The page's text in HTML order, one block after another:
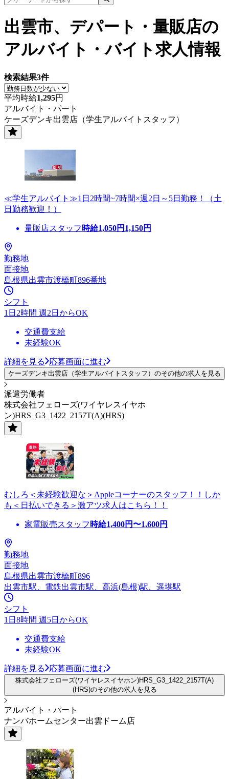
出雲市、デパート・量販店の
アルバイト・バイト求人情報
検索結果3件
平均時給1,295円
アルバイト・パート
ケーズデンキ出雲店（学生アルバイトスタッフ）
≪学生アルバイト≫1日2時間~7時間×週2日～5日勤務！（土
日勤務歓迎！）
量販店スタッフ 時給1,050円 1,150円
勤務地
面接地
島根県出雲市渡橋町896番地
シフト
1日2時間 週2日からOK
交通費支給
未経験OK
詳細を見る 応募画面に進む
ケーズデンキ出雲店（学生アルバイトスタッフ）のその他の求人を見る
派遣労働者
株式会社フェローズ(ワイヤレスイヤホ
ン)HRS_G3_1422_2157T(A)(HRS)
むしろ＜未経験歓迎な＞Appleコーナーのスタッフ！！しか
も＜日払いできる＞激アツ求人はこちら！！
家電販売スタッフ 時給1,400円〜1,600円
勤務地
面接地
島根県出雲市渡橋町896
出雲市駅、電鉄出雲市駅、高浜(島根)駅、遥堪駅
シフト
1日8時間 週5日からOK
交通費支給
未経験OK
詳細を見る 応募画面に進む
株式会社フェローズ(ワイヤレスイヤホン)HRS_G3_1422_2157T(A)
(HRS)のその他の求人を見る
アルバイト・パート
ナンバホームセンター出雲ドーム店